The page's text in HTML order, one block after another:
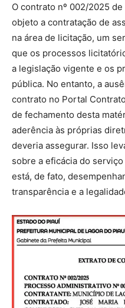
O contrato nº 002/2025
objeto a contratação de
na área de licitação, um
que os processos
a legislação vigente e os
pública. No entanto, a
contrato no Portal
de fechamento desta
aderência às próprias
deveria assegurar. Isso
sobre a eficácia do
está, de fato,
transparência e a